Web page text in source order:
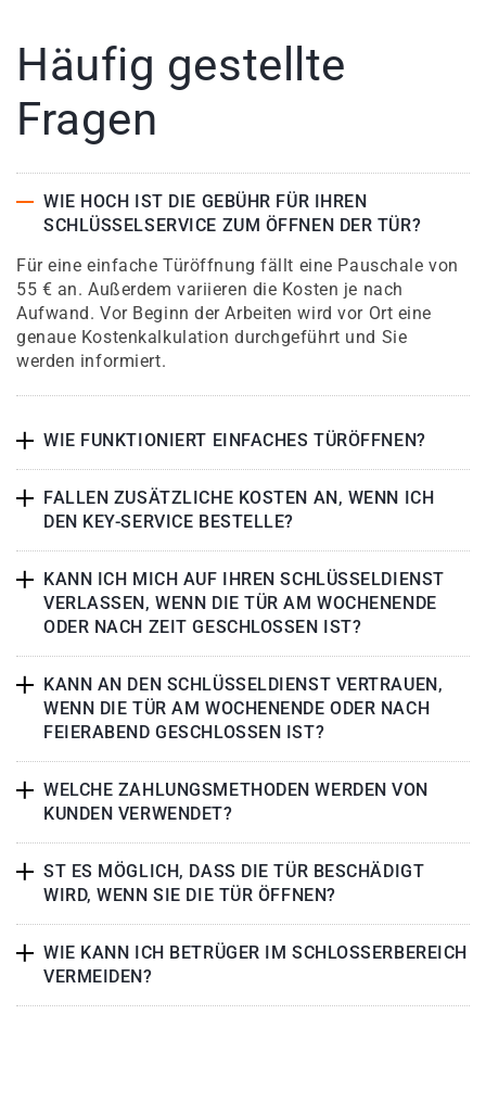
Häufig gestellte
Fragen
WIE HOCH IST DIE GEBÜHR FÜR IHREN
SCHLÜSSELSERVICE ZUM ÖFFNEN DER TÜR?
Für eine einfache Türöffnung fällt eine Pauschale von
55 € an. Außerdem variieren die Kosten je nach
Aufwand. Vor Beginn der Arbeiten wird vor Ort eine
genaue Kostenkalkulation durchgeführt und Sie
werden informiert.
WIE FUNKTIONIERT EINFACHES TÜRÖFFNEN?
FALLEN ZUSÄTZLICHE KOSTEN AN, WENN ICH
DEN KEY-SERVICE BESTELLE?
KANN ICH MICH AUF IHREN SCHLÜSSELDIENST
VERLASSEN, WENN DIE TÜR AM WOCHENENDE
ODER NACH ZEIT GESCHLOSSEN IST?
KANN AN DEN SCHLÜSSELDIENST VERTRAUEN,
WENN DIE TÜR AM WOCHENENDE ODER NACH
FEIERABEND GESCHLOSSEN IST?
WELCHE ZAHLUNGSMETHODEN WERDEN VON
KUNDEN VERWENDET?
ST ES MÖGLICH, DASS DIE TÜR BESCHÄDIGT
WIRD, WENN SIE DIE TÜR ÖFFNEN?
WIE KANN ICH BETRÜGER IM SCHLOSSERBEREICH
VERMEIDEN?